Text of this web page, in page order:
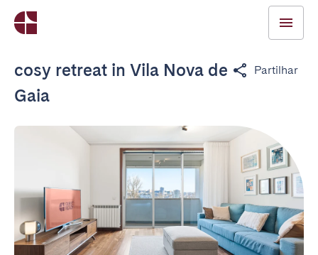
cosy retreat in Vila Nova de
Gaia
Partilhar